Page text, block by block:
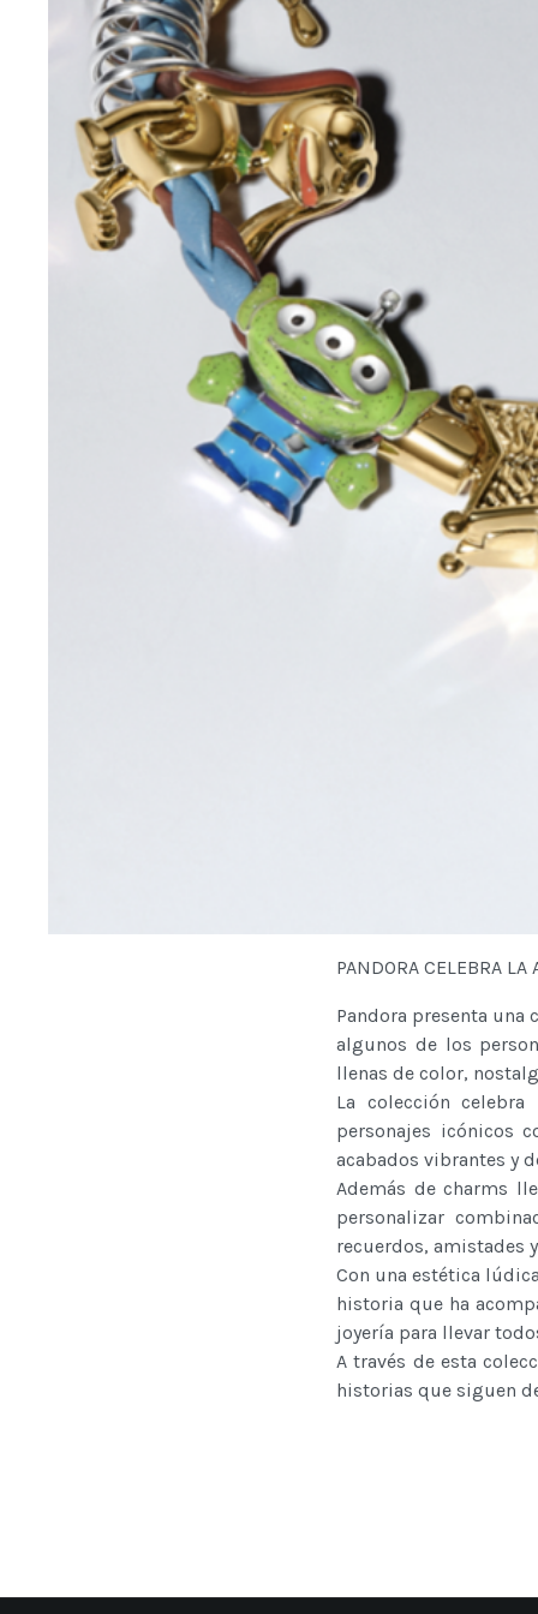
PANDORA CELEBRA
Pandora presenta una
algunos de los
llenas de color,
La colección
personajes icónicos
acabados vibrantes y
Además de charms
personalizar
recuerdos, amistades
Con una estética
historia que ha
joyería para llevar
A través de esta
historias que siguen